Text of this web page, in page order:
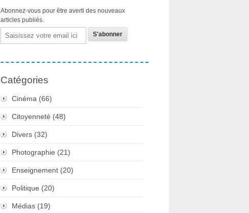
Abonnez-vous pour être averti des nouveaux
articles publiés.
Email
Catégories
Cinéma (66)
Citoyenneté (48)
Divers (32)
Photographie (21)
Enseignement (20)
Politique (20)
Médias (19)